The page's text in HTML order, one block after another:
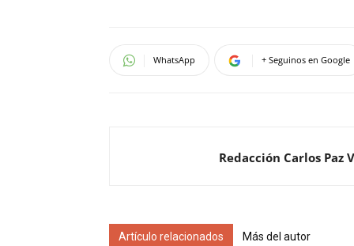
WhatsApp + Seguinos en Google
Redacción Carlos Paz
Artículo relacionados Más del autor